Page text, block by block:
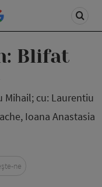
Blifat
Mihail; cu: Laurentiu
Ioana Anastasia
ne